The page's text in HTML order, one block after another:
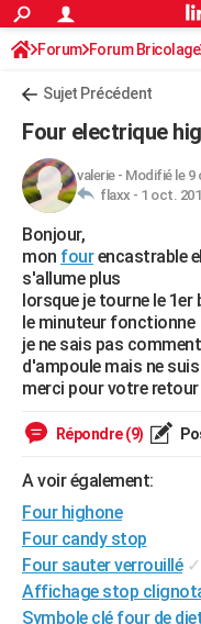
ACTUALITÉS
Politique
Société
Faits Divers
Education
Monde
Villes
+
FINANCE
Retraite
Impôts
Epargne
Immobilier
Risques naturels par ville
Banque
Assurance
Crédit
AUTO
Essais
Réserver un essai
Citadines
Berlines
SUV
Forum auto
+HIGH-TECH
Mobiles
Meilleur smartphone
Internet
Ordinateurs
Jeux vidéo
Guide high-tech
+BRICOLAGE
Forum
Aménagement intérieur
Extérieur
Cuisine
Salle de bains
Jardinage
Rangement
WEEK-END
Guides de France
Escapades
Patrimoine
Expositions
Musées
Week-end nature
LIFESTYLE
Art de vivre
Bien-être
Loisirs
Mode
Modes de vie
SANTE
VOYAGE
Destinations
City break
Voyage nature
Voyage de noces
Forum
Climat
PHOTO
GUIDES D'ACHAT
BONS PLANS
Forum Forum Bricolage
Sujet Précédent
Four electrique
valerie- Modifié le 9
flaxx - 1 oct.
Bonjour,
mon fourencastrable
s'allume plus
lorsque je tourne le
le minuteur fonctionne
je ne sais pas
d'ampoule mais ne
merci pour votre retour
Répondre (9)
A voir également:
Four highone
Four candy stop
Four sauter verrouillé ✓
Affichage stop
Symbole clé four de